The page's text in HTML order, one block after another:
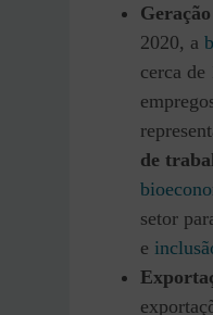
2020, a
cerca de
de
setor
e